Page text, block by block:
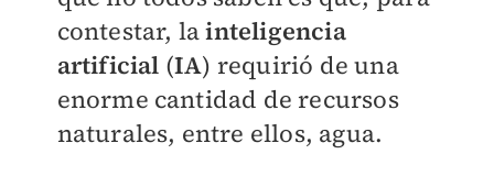
contestar, lainteligencia
artificial (IA) requirió de una
enorme cantidad de recursos
naturales, entre ellos, agua.